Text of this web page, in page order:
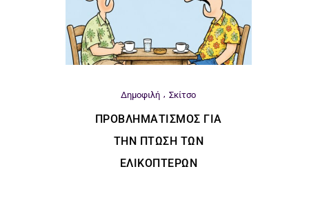
Δημοφιλή Σκίτσο
ΠΡΟΒΛΗΜΑΤΙΣΜΌΣ ΓΙΑ
ΤΗΝ ΠΤΏΣΗ ΤΩΝ
ΕΛΙΚΟΠΤΈΡΩΝ